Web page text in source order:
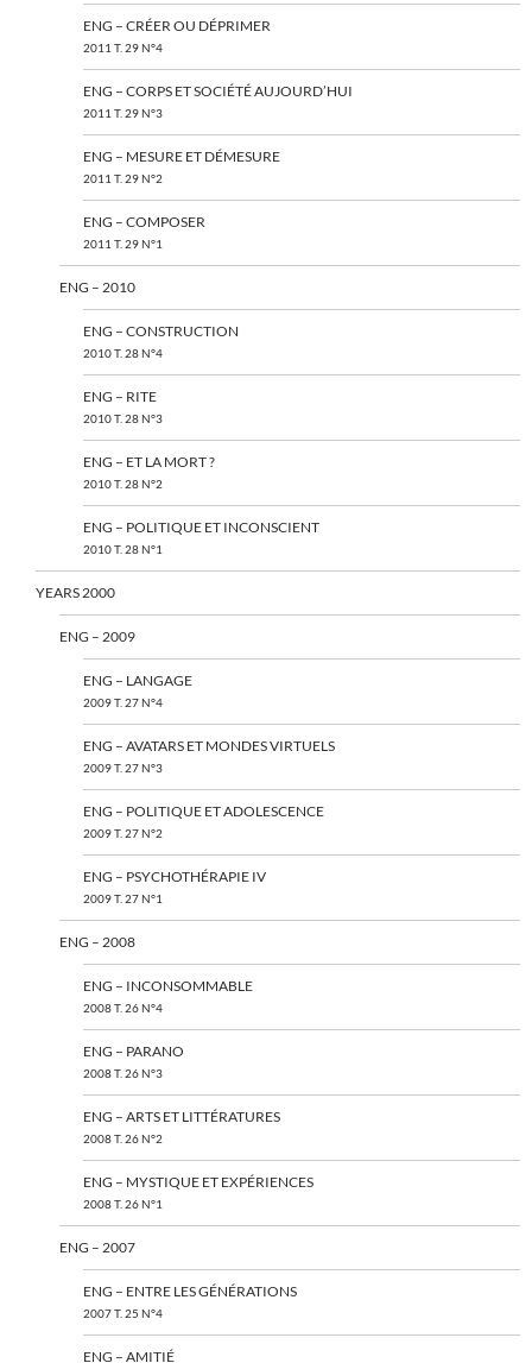
ENG – CRÉER OU DÉPRIMER
2011 T. 29 N°4
ENG – CORPS ET SOCIÉTÉ AUJOURD’HUI
2011 T. 29 N°3
ENG – MESURE ET DÉMESURE
2011 T. 29 N°2
ENG – COMPOSER
2011 T. 29 N°1
ENG – 2010
ENG – CONSTRUCTION
2010 T. 28 N°4
ENG – RITE
2010 T. 28 N°3
ENG – ET LA MORT ?
2010 T. 28 N°2
ENG – POLITIQUE ET INCONSCIENT
2010 T. 28 N°1
YEARS 2000
ENG – 2009
ENG – LANGAGE
2009 T. 27 N°4
ENG – AVATARS ET MONDES VIRTUELS
2009 T. 27 N°3
ENG – POLITIQUE ET ADOLESCENCE
2009 T. 27 N°2
ENG – PSYCHOTHÉRAPIE IV
2009 T. 27 N°1
ENG – 2008
ENG – INCONSOMMABLE
2008 T. 26 N°4
ENG – PARANO
2008 T. 26 N°3
ENG – ARTS ET LITTÉRATURES
2008 T. 26 N°2
ENG – MYSTIQUE ET EXPÉRIENCES
2008 T. 26 N°1
ENG – 2007
ENG – ENTRE LES GÉNÉRATIONS
2007 T. 25 N°4
ENG – AMITIÉ